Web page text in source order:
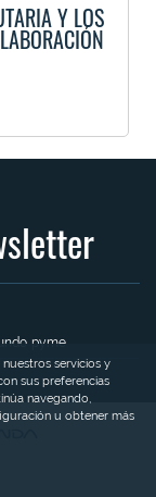
Y LOS
pyme
servicios y
sus preferencias
navegando,
u obtener más